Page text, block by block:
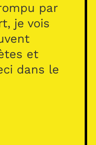
par
je vois
et
dans le